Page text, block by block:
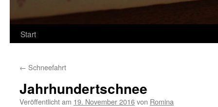
Start
← Schneefahrt
Jahrhundertschnee
Veröffentlicht am 19. November 2016von Romina